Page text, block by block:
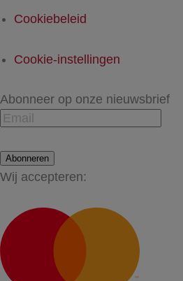
Cookiebeleid
Cookie-instellingen
Abonneer op onze nieuwsbrief
Abonneren
Wij accepteren: